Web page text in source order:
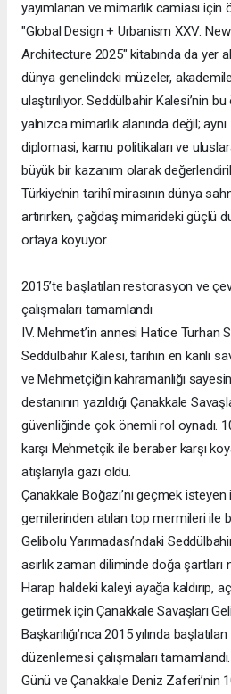
yayımlanan ve mimarlık camiası
"Global Design + Urbanism XXV:
Architecture 2025" kitabında da yer
dünya genelindeki müzeler,
ulaştırılıyor. Seddülbahir Kalesi’nin
yalnızca mimarlık alanında değil;
diplomasi, kamu politikaları ve
büyük bir kazanım olarak
Türkiye’nin tarihî mirasının dünya
artırırken, çağdaş mimarideki güçlü
ortaya koyuyor.
2015’te başlatılan restorasyon ve
çalışmaları tamamlandı
IV. Mehmet’in annesi Hatice Turhan
Seddülbahir Kalesi, tarihin en kanlı
ve Mehmetçiğin kahramanlığı
destanının yazıldığı Çanakkale
güvenliğinde çok önemli rol oynadı.
karşı Mehmetçik ile beraber karşı
atışlarıyla gazi oldu.
Çanakkale Boğazı’nı geçmek
gemilerinden atılan top mermileri ile
Gelibolu Yarımadası’ndaki
asırlık zaman diliminde doğa
Harap haldeki kaleyi ayağa kaldırıp,
getirmek için Çanakkale Savaşları
Başkanlığı’nca 2015 yılında
düzenlemesi çalışmaları
Günü ve Çanakkale Deniz Zaferi’nin